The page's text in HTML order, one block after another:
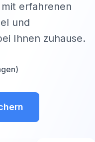
erfahrenen
und
Ihnen zuhause.